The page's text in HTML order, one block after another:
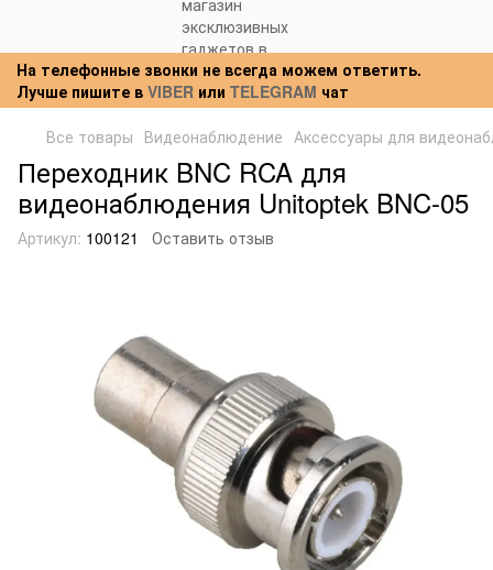
На телефонные звонки не всегда можем ответить.
Лучше пишите в VIBER или TELEGRAM чат
Все товары Видеонаблюдение Аксессуары для
Переходник BNC RCA для
видеонаблюдения Unitoptek BNC-05
Артикул: 100121 Оставить отзыв